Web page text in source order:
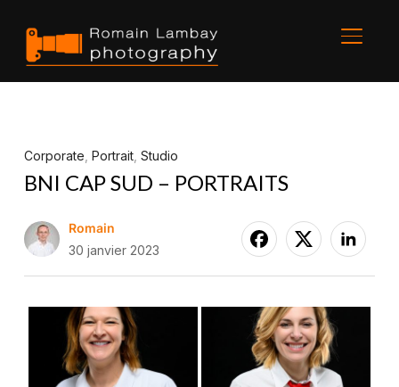
Corporate Portrait, Studio
BNI CAP SUD – PORTRAITS
Romain
30 janvier 2023